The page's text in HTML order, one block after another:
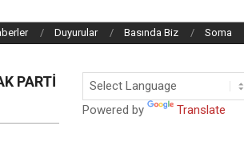
Duyurular Basında Biz Soma
PARTİ
Powered by Translate